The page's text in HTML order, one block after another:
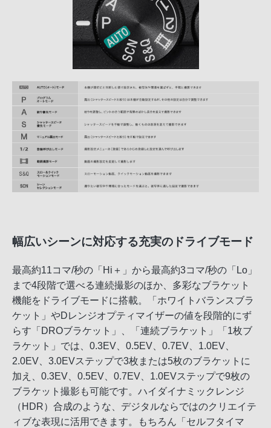
幅広いシーンに対応する充実のドライブモード
最高約11コマ/秒の「Hi＋」から最高約3コマ/秒の「Lo」
まで4段階で選べる連続撮影のほか、多彩なブラケット
機能をドライブモードに搭載。「ホワイトバランスブラ
ケット」やDレンジオプティマイザーの値を段階的にず
らす「DROブラケット」、「連続ブラケット」「1枚ブ
ラケット」では、0.3EV、0.5EV、0.7EV、1.0EV、
2.0EV、3.0EVステップで3枚または5枚のブラケットに
加え、0.3EV、0.5EV、0.7EV、1.0EVステップで9枚の
ブラケット撮影も可能です。ハイダイナミックレンジ
（HDR）合成のような、デジタルならではのクリエイテ
ィブな表現に活用できます。もちろん「セルフタイマ